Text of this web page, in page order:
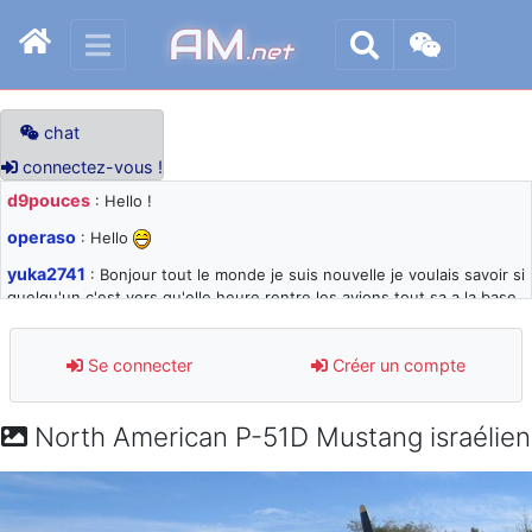
AM.net
chat
connectez-vous !
d9pouces : Hello !
operaso : Hello
yuka2741 : Bonjour tout le monde je suis nouvelle je voulais savoir si
quelqu'un c'est vers qu'elle heure rentre les avions tout sa a la base
d9pouces: désolé pour les quelques blocages du site ces derniers
jours : je teste des méthodes contre le spam et les bots trop nocifs
paxwax: Super, la nouvelle bannière
d9pouces
comprendre
Se connecter Créer un compte
North American P-51D Mustang israélien